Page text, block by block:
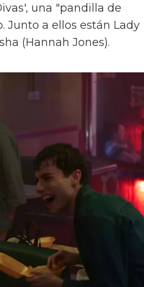
una "pandilla de
Junto a ellos están Lady
(Hannah Jones).